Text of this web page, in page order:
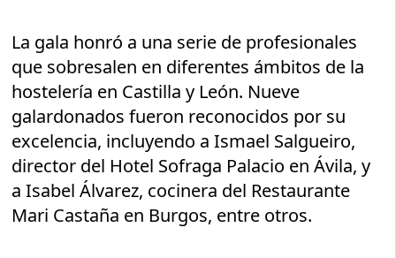
La gala honró a una serie de profesionales
que sobresalen en diferentes ámbitos de la
hostelería en Castilla y León. Nueve
galardonados fueron reconocidos por su
excelencia, incluyendo a Ismael Salgueiro,
director del Hotel Sofraga Palacio en Ávila, y
a Isabel Álvarez, cocinera del Restaurante
Mari Castaña en Burgos, entre otros.